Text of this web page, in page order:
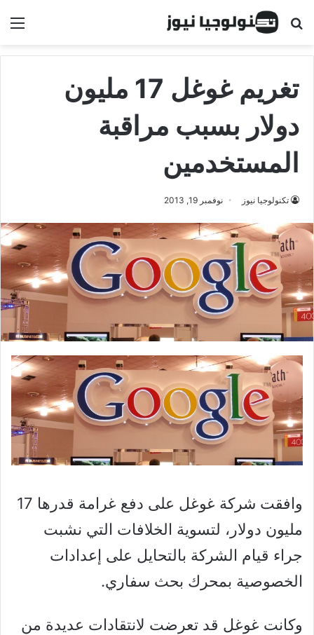
البحث عن
تغريم غوغل 17 مليون
دولار بسبب مراقبة
المستخدمين
تكنولوجيا نيوز نوفمبر 19, 2013
وافقت شركة غوغل على دفع غرامة قدرها 17
مليون دولار، لتسوية الخلافات التي نشبت
جراء قيام الشركة بالتحايل على إعدادات
الخصوصية بمحرك بحث سفاري.
وكانت غوغل قد تعرضت لانتقادات عديدة من